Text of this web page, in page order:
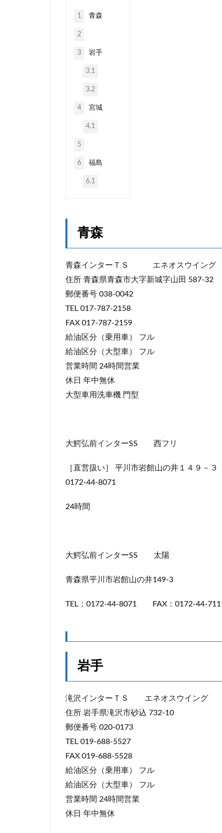
1 青森
2
3 岩手
3.1
3.2
4 宮城
4.1
5
6 福島
6.1
青森
青森インターＴＳ エネオスウイング
住所 青森県青森市大字新城字山田 587-32
郵便番号 038-0042
TEL 017-787-2158
FAX 017-787-2159
給油区分（乗用車） フル
給油区分（大型車） フル
営業時間 24時間営業
休日 年中無休
大型車用洗車機 門型
大鰐弘前インターSS 西フリ
［直営扱い］ 平川市岩館山の井１４９－３
0172-44-8071
24時間
大鰐弘前インターSS 太陽
青森県平川市岩館山の井149-3
TEL：0172-44-8071 FAX：0172-44-
岩手
滝沢インターＴＳ エネオスウイング
住所 岩手県滝沢市砂込 732-10
郵便番号 020-0173
TEL 019-688-5527
FAX 019-688-5528
給油区分（乗用車） フル
給油区分（大型車） フル
営業時間 24時間営業
休日 年中無休